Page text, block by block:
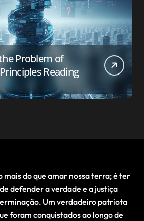
Problem of
Reading
do que amar nossa terra; é ter
defender a verdade e a justiça
Um verdadeiro patriota
foram conquistados ao longo de